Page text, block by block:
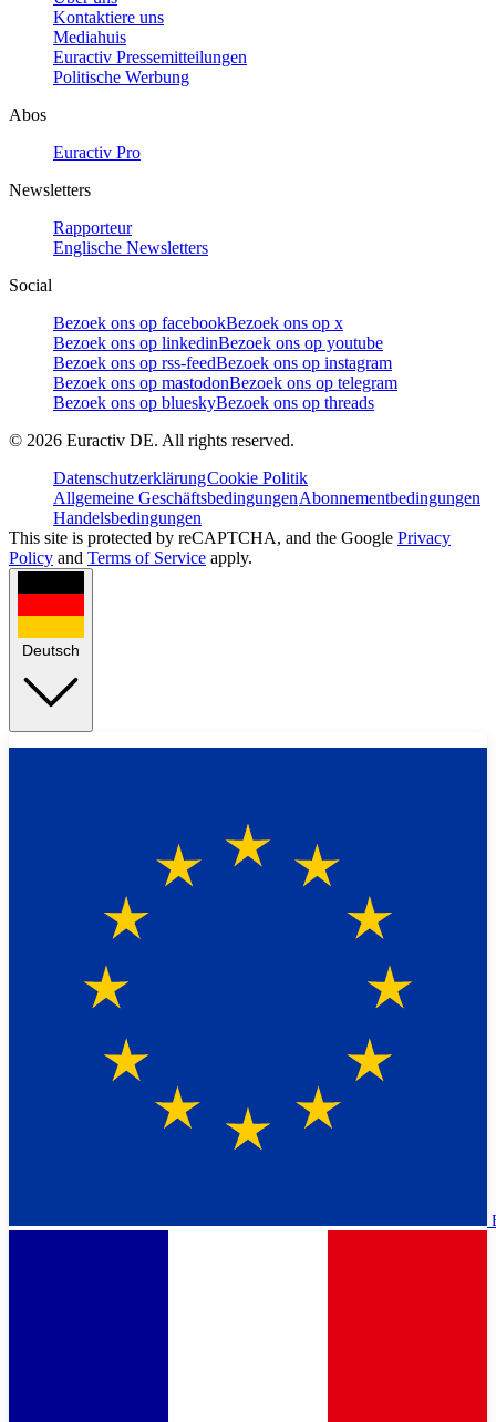
Kontaktiere uns
Mediahuis
Euractiv Pressemitteilungen
Politische Werbung
Abos
Euractiv Pro
Newsletters
Rapporteur
Englische Newsletters
Social
Bezoek ons op facebookBezoek ons op x
Bezoek ons op linkedinBezoek ons op youtube
Bezoek ons op rss-feedBezoek ons op instagram
Bezoek ons op mastodonBezoek ons op telegram
Bezoek ons op blueskyBezoek ons op threads
© 2026 Euractiv DE. All rights reserved.
DatenschutzerklärungCookie Politik
Allgemeine GeschäftsbedingungenAbonnementbedingungen
Handelsbedingungen
This site is protected by reCAPTCHA, and the Google Privacy
Policy and Terms of Service apply.
Deutsch